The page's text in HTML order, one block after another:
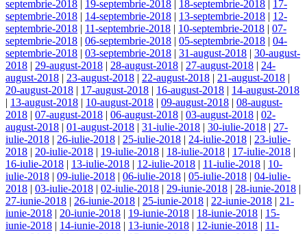
septembrie-2018 | 19-septembrie-2018 | 18-septembrie-2018 | 17-
septembrie-2018 | 14-septembrie-2018 | 13-septembrie-2018 | 12-
septembrie-2018 | 11-septembrie-2018 | 10-septembrie-2018 | 07-
septembrie-2018 | 06-septembrie-2018 | 05-septembrie-2018 | 04-
septembrie-2018 | 03-septembrie-2018 | 31-august-2018 | 30-august-
2018 | 29-august-2018 | 28-august-2018 | 27-august-2018 | 24-
august-2018 | 23-august-2018 | 22-august-2018 | 21-august-2018 |
20-august-2018 | 17-august-2018 | 16-august-2018 | 14-august-2018
| 13-august-2018 | 10-august-2018 | 09-august-2018 | 08-august-
2018 | 07-august-2018 | 06-august-2018 | 03-august-2018 | 02-
august-2018 | 01-august-2018 | 31-iulie-2018 | 30-iulie-2018 | 27-
iulie-2018 | 26-iulie-2018 | 25-iulie-2018 | 24-iulie-2018 | 23-iulie-
2018 | 20-iulie-2018 | 19-iulie-2018 | 18-iulie-2018 | 17-iulie-2018 |
16-iulie-2018 | 13-iulie-2018 | 12-iulie-2018 | 11-iulie-2018 | 10-
iulie-2018 | 09-iulie-2018 | 06-iulie-2018 | 05-iulie-2018 | 04-iulie-
2018 | 03-iulie-2018 | 02-iulie-2018 | 29-iunie-2018 | 28-iunie-2018 |
27-iunie-2018 | 26-iunie-2018 | 25-iunie-2018 | 22-iunie-2018 | 21-
iunie-2018 | 20-iunie-2018 | 19-iunie-2018 | 18-iunie-2018 | 15-
iunie-2018 | 14-iunie-2018 | 13-iunie-2018 | 12-iunie-2018 | 11-